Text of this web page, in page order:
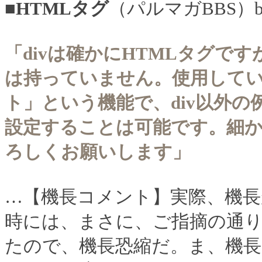
■HTMLタグ（パルマガBBS
「divは確かにHTMLタグです
は持っていません。使用して
ト」という機能で、div以外の
設定することは可能です。細
ろしくお願いします」
…【機長コメント】実際、機
時には、まさに、ご指摘の通
たので、機長恐縮だ。ま、機